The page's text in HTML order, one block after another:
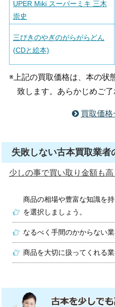
UPER Miki スーパーミキ 三木
崇史
三びきのやぎのがらがらどん
(CDと絵本)
※上記の買取価格は、本の状
致します。あらかじめご了
買取価格
失敗しない古本買取業者
少しの事で買い取り金額も高
商品の相場や豊富な知識を
を選択しましょう。
なるべく手間のかからない
商品を大切に扱ってくれる